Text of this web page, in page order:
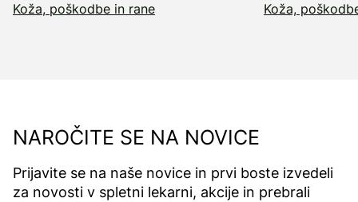
Koža, poškodbe in rane Koža,
NAROČITE SE NA NOVICE
Prijavite se na naše novice in prvi boste izvedeli
za novosti v spletni lekarni, akcije in prebrali